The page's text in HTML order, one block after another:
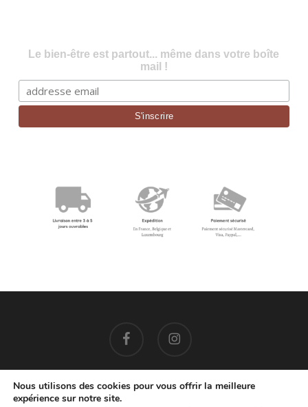
Le bien-être est partout... même dans votre boîte
mail !
facebook
EMAIL: contact@cocoonbis.com
Nous utilisons des cookies pour vous offrir la meilleure
expérience sur notre site.